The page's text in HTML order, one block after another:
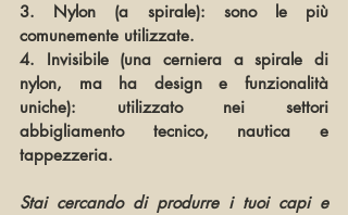
3. Nylon (a spirale): sono le più
comunemente utilizzate.
4. Invisibile (una cerniera a spirale di
nylon, ma ha design e funzionalità
uniche): utilizzato nei settori
abbigliamento tecnico, nautica e
tappezzeria.
Stai cercando di produrre i tuoi capi e